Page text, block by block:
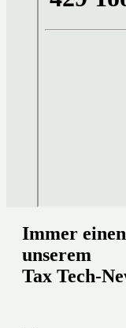
Immer
unserem
Tax Tech-